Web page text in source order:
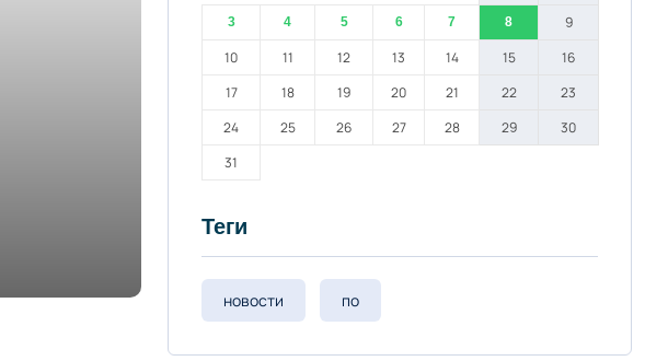
3 4 5 6 7 8
9
10
11 12 13 14 15
16
17
18 19 20 21 22
23
24
25 26 27 28 29
30
31
Теги
новости по